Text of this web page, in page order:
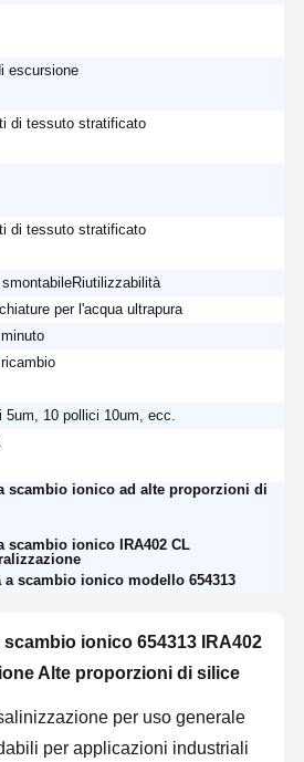
escursione
di tessuto stratificato
di tessuto stratificato
smontabileRiutilizzabilità
per l'acqua ultrapura
5um, 10 pollici 10um, ecc.
scambio ionico ad alte proporzioni di
scambio ionico IRA402 CL
a scambio ionico modello 654313
ionico 654313 IRA402
Alte proporzioni di silice
per uso generale
per applicazioni industriali